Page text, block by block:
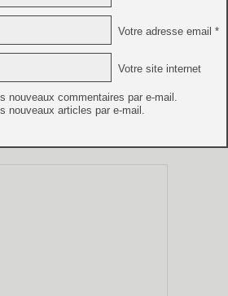
Votre adresse email *
Votre site internet
nouveaux commentaires par e-mail.
nouveaux articles par e-mail.